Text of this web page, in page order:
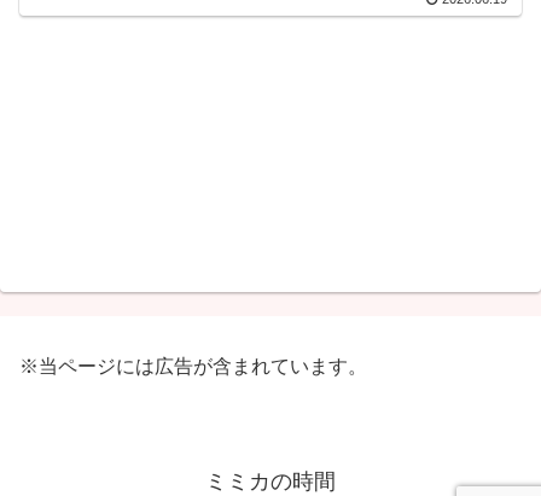
※当ページには広告が含まれています。
ミミカの時間